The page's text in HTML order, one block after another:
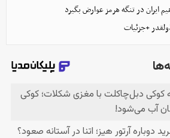
ایران در تنگه هرمز عوارض بگیرد
+جزئیات